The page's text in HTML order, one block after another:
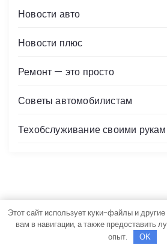
Новости авто
Новости плюс
Ремонт — это просто
Советы автомобилистам
Техобслуживание своими
Авторские права © Все
СозданRise
Этот сайт использует куки-файлы и
вам в навигации, а также предоставить
опыт.
OK